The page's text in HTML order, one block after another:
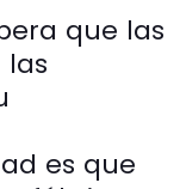
que las
las
es que